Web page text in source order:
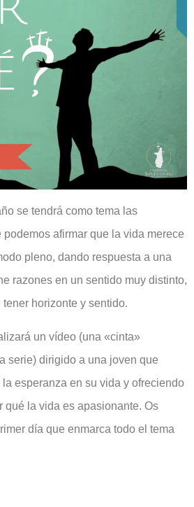
se tendrá como tema las
afirmar que la vida merece
pleno, dando respuesta a una
razones en un sentido muy distinto,
horizonte y sentido.
un vídeo (una «cinta»
serie) dirigido a una joven que
esperanza en su vida y ofreciendo
qué la vida es apasionante. Os
día que enmarca todo el tema